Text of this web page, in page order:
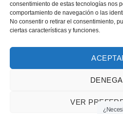
consentimiento de estas tecnologías nos
comportamiento de navegación o las
No consentir o retirar el consentimiento,
ciertas características y funciones.
VER
Contacto|Incidencias
Condiciones
Diseñado por
Elcanarino.com pertenece al
Canarino